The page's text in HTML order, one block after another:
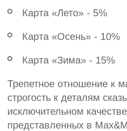
Карта «Лето» - 5%
Карта «Осень» - 10%
Карта «Зима» - 15%
Трепетное отношение к
строгость к деталям
исключительном
представленных в